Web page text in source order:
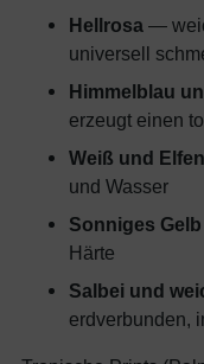
Hellrosa —
universell
Himmelblau
erzeugt einen
Weiß und
und Wasser
Sonniges Gelb
Härte
Salbei und
erdverbunden,